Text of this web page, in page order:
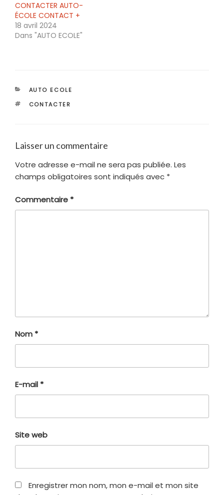
CONTACTER AUTO-
ÉCOLE CONTACT +
18 avril 2024
Dans "AUTO ECOLE"
CATÉGORIES
AUTO ECOLE
ÉTIQUETTES
CONTACTER
Laisser un commentaire
Votre adresse e-mail ne sera pas publiée. Les
champs obligatoires sont indiqués avec *
Commentaire *
Nom *
E-mail *
Site web
Enregistrer mon nom, mon e-mail et mon site